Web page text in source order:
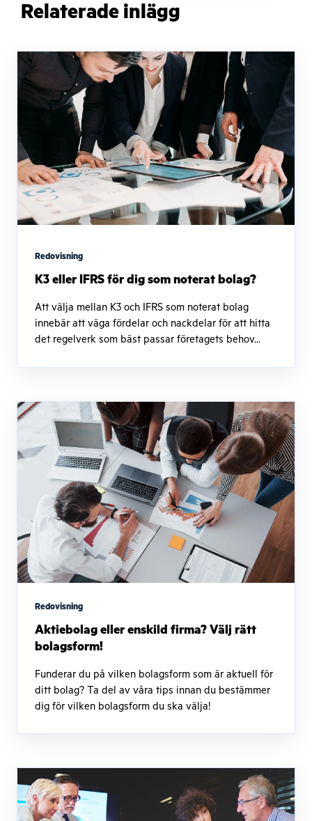
Relaterade inlägg
Redovisning
K3 eller IFRS för dig som noterat bolag?
Att välja mellan K3 och IFRS som noterat bolag
innebär att väga fördelar och nackdelar för att hitta
det regelverk som bäst passar företagets behov...
Redovisning
Aktiebolag eller enskild firma? Välj rätt
bolagsform!
Funderar du på vilken bolagsform som är aktuell för
ditt bolag? Ta del av våra tips innan du bestämmer
dig för vilken bolagsform du ska välja!